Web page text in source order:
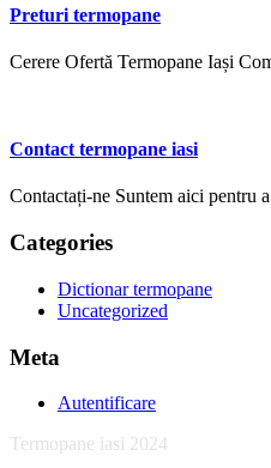
Preturi termopane
Cerere Ofertă Termopane Iași
Contact termopane iasi
Contactați-ne Suntem aici pentru
Categories
Dictionar termopane
Uncategorized
Meta
Autentificare
Termopane iasi 2024